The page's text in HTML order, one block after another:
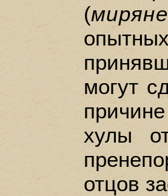
(миряне
могут
хулы
отцов